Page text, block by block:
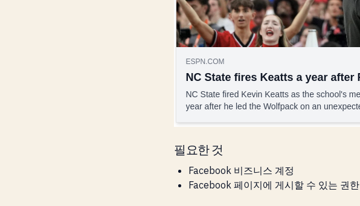
필요한 것
Facebook 비즈니스 계정
Facebook 페이지에 게시할 수 있는 권한